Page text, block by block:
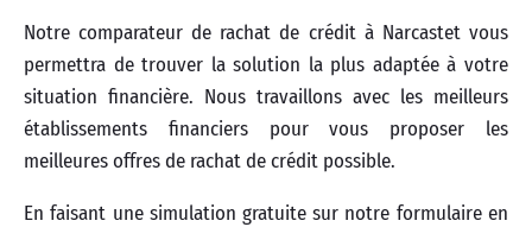
Notre comparateur de rachat de crédit à Narcastet vous
permettra de trouver la solution la plus adaptée à votre
situation financière. Nous travaillons avec les meilleurs
établissements financiers pour vous proposer les
meilleures offres de rachat de crédit possible.
En faisant une simulation gratuite sur notre formulaire en